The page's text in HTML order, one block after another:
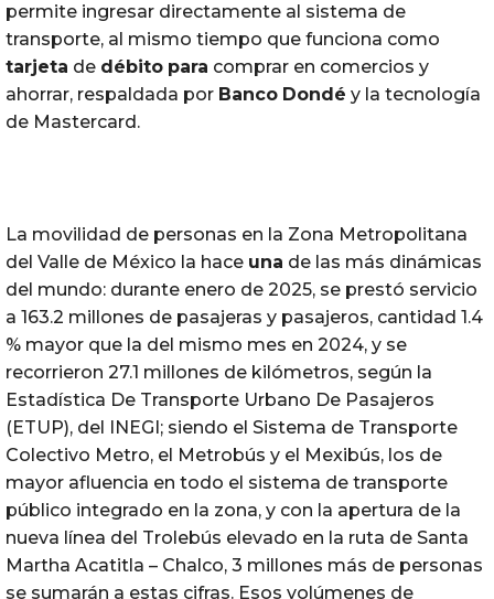
permite ingresar directamente al sistema de
transporte, al mismo tiempo que funciona como
tarjeta de débito para comprar en comercios y
ahorrar, respaldada por Banco Dondé y la tecnología
de Mastercard.
La movilidad de personas en la Zona Metropolitana
del Valle de México la hace una de las más dinámicas
del mundo: durante enero de 2025, se prestó servicio
a 163.2 millones de pasajeras y pasajeros, cantidad 1.4
% mayor que la del mismo mes en 2024, y se
recorrieron 27.1 millones de kilómetros, según la
Estadística De Transporte Urbano De Pasajeros
(ETUP), del INEGI; siendo el Sistema de Transporte
Colectivo Metro, el Metrobús y el Mexibús, los de
mayor afluencia en todo el sistema de transporte
público integrado en la zona, y con la apertura de la
nueva línea del Trolebús elevado en la ruta de Santa
Martha Acatitla – Chalco, 3 millones más de personas
se sumarán a estas cifras. Esos volúmenes de